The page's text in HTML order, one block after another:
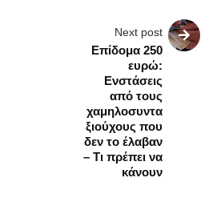
Next post
Επίδομα 250
ευρώ:
Ενστάσεις
από τους
χαμηλοσυντα
ξιούχους που
δεν το έλαβαν
– Τι πρέπει να
κάνουν